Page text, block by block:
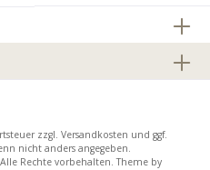
zzgl. Versandkosten und ggf.
nicht anders angegeben.
Rechte vorbehalten. Theme by